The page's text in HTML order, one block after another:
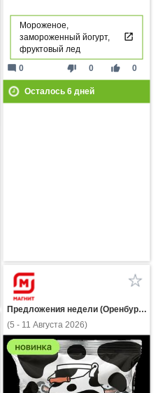
Мороженое,
замороженный йогурт,
фруктовый лед
thumb_down 0 thumb_up 0
mode_comment 0
Осталось 6дней
Предложения недели (Оренбургская область)
(5 - 11 Августа 2026)